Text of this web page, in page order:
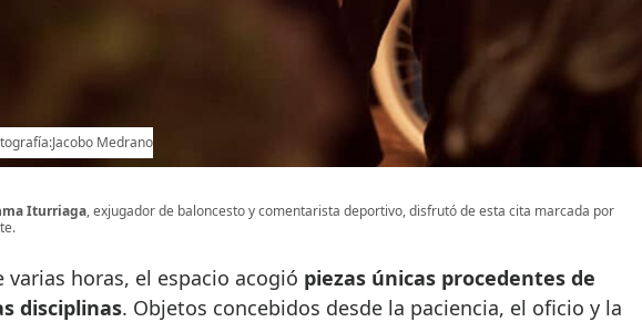
Medrano
Iturriaga, exjugador de baloncesto y comentarista deportivo, disfrutó de esta cita marcada por
varias horas, el espacio acogió piezas únicas procedentes de
disciplinas. Objetos concebidos desde la paciencia, el oficio y la